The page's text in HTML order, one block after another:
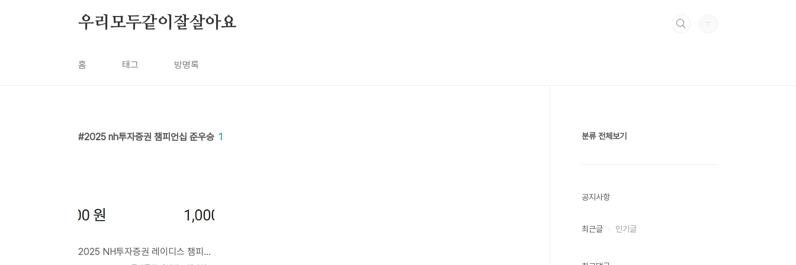
우리모두같이잘살아요
홈 태그 방명록
2025 nh투자증권 챔피언십 준우승 1
2025 NH투자증권 레이디스 챔피언십 순위별 상금 우승자 이예원 나이 및 프로필 하이라이트 영상
분류 전체보기
공지사항
최근글 인기글